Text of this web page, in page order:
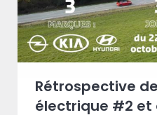
Rétrospective
électrique #2 et